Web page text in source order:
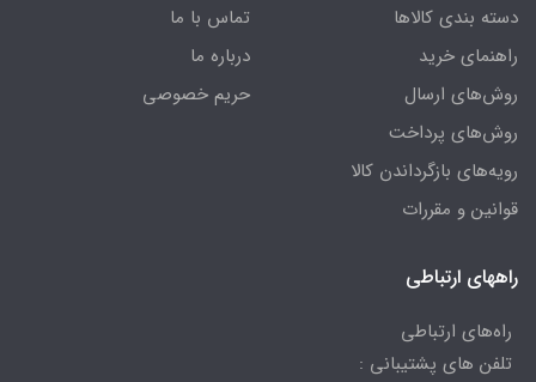
دسته بندی کالاها
راهنمای خرید
روش‌های ارسال
روش‌های پرداخت
رویه‌های بازگرداندن کالا
قوانین و مقررات
تماس با ما
درباره ما
حریم خصوصی
راههای ارتباطی
راه‌های ارتباطی
تلفن های پشتیبانی :